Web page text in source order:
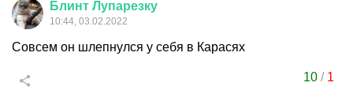
Блинт Лупарезку
10:44, 03.02.2022
Совсем он шлепнулся у себя в Карасях
10 / 1